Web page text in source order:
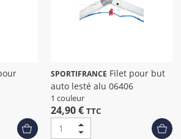
SPORTIFRANCE
auto lesté alu 06406
1 couleur
24,90 € TTC